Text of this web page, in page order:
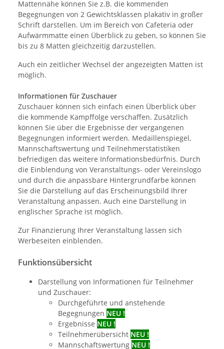
Mattennähe können Sie z.B. die kommenden
Begegnungen von 2 Gewichtsklassen plakativ in großer
Schrift darstellen. Um im Bereich von Cafeteria oder
Aufwärmmatte einen Überblick zu geben, so können Sie
bis zu 8 Matten gleichzeitig darzustellen.
Auch ein zeitlicher Wechsel der angezeigten Matten ist
möglich.
Informationen für Zuschauer
Zuschauer können sich einfach einen Überblick über
die kommende Kampffolge verschaffen. Zusätzlich
können Sie über die Ergebnisse der vergangenen
Begegnungen informiert werden. Medaillenspiegel,
Mannschaftswertung und Teilnehmerstatistiken
befriedigen das weitere Informationsbedürfnis. Durch
die Einblendung von Veranstaltungs- oder Vereinslogo
und durch die anpassbare Hintergrundfarbe können
Sie die Darstellung auf das Erscheinungsbild Ihrer
Veranstaltung anpassen. Auch eine Darstellung in
englischer Sprache ist möglich.
Zur Finanzierung Ihrer Veranstaltung lassen sich
Werbeseiten einblenden.
Funktionsübersicht
Darstellung von Informationen für Teilnehmer
und Zuschauer:
Durchgeführte und anstehende
Begegnungen NEU !
Ergebnisse NEU !
Teilnehmerübersicht NEU !
Mannschaftswertung NEU !